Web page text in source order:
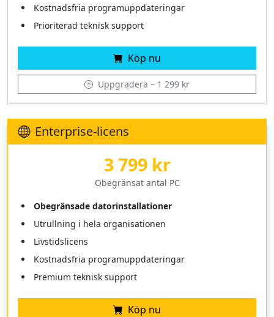
Kostnadsfria programuppdateringar
Prioriterad teknisk support
Köp nu
Uppgradera – 1 299 kr
Enterprise‑licens
3 799 kr
Obegränsat antal PC
Obegränsade datorinstallationer
Utrullning i hela organisationen
Livstidslicens
Kostnadsfria programuppdateringar
Premium teknisk support
Köp nu